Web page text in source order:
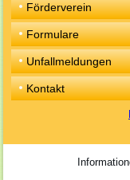
Förderverein
Formulare
Unfallmeldungen
Kontakt